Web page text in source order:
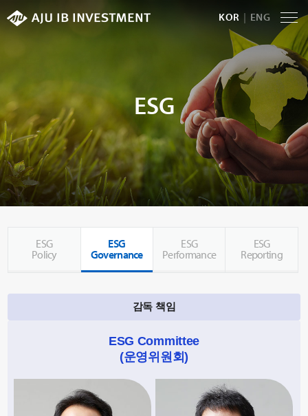
KOR ENG
ESG
ESG
Policy
ESG
Governance
ESG
Performance
ESG
Reporting
감독 책임
ESG Committee
(운영위원회)